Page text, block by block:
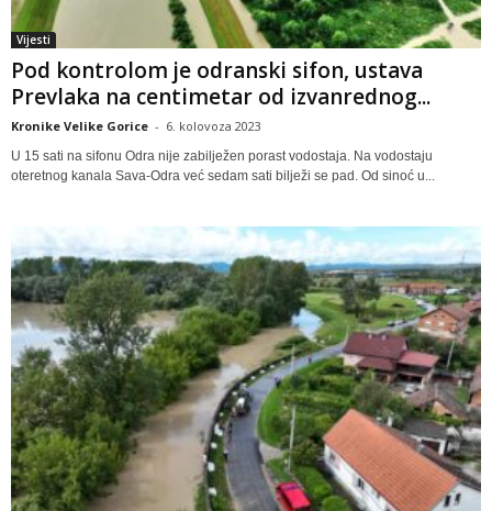
Vijesti
Pod kontrolom je odranski sifon, ustava
Prevlaka na centimetar od izvanrednog...
Kronike Velike Gorice - 6. kolovoza 2023
U 15 sati na sifonu Odra nije zabilježen porast vodostaja. Na vodostaju
oteretnog kanala Sava-Odra već sedam sati bilježi se pad. Od sinoć u...